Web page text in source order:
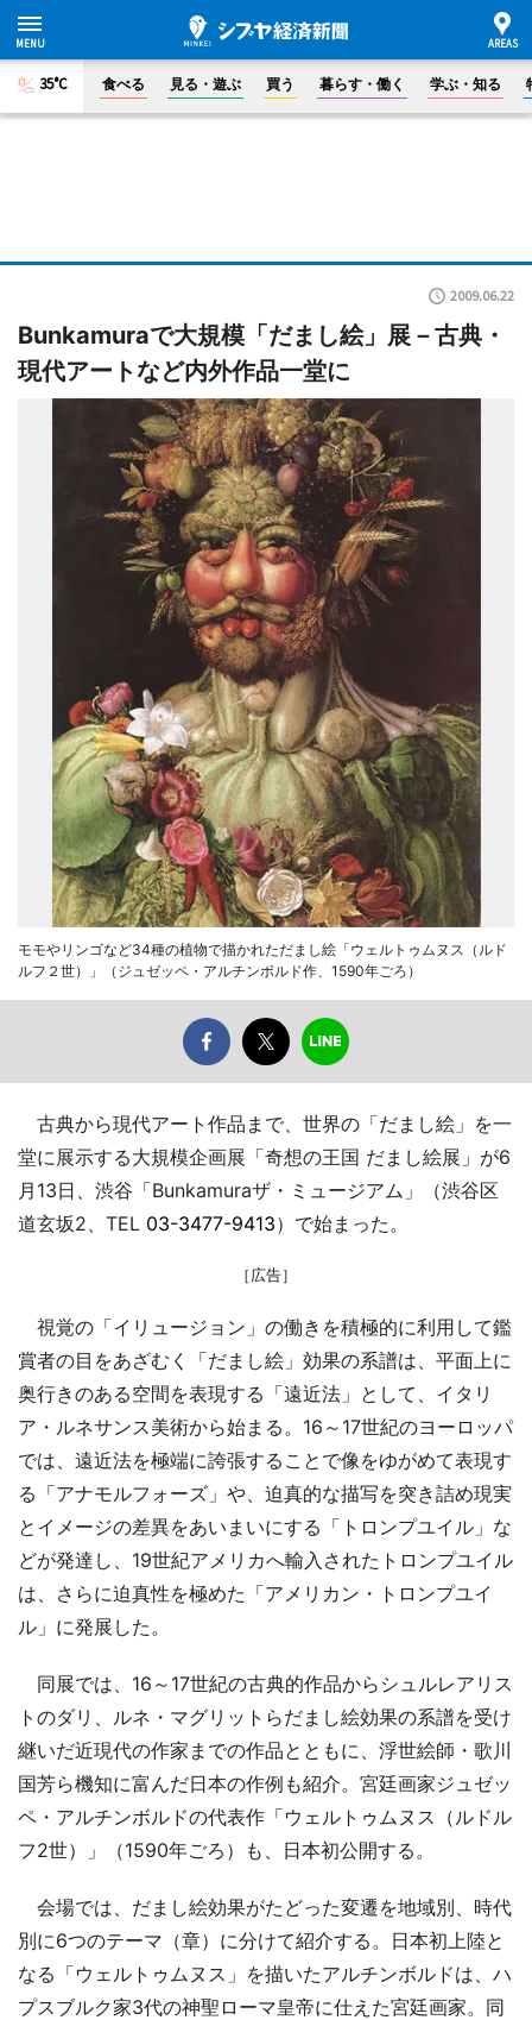
35°C 食べる 見る・遊ぶ 買う 暮らす・働く 学ぶ・知る
2009.06.22
Bunkamuraで大規模「だまし絵」展－古典・
現代アートなど内外作品一堂に
モモやリンゴなど34種の植物で描かれただまし絵「ウェルトゥムヌス（ルド
ルフ２世）」（ジュゼッペ・アルチンボルド作、1590年ごろ）
古典から現代アート作品まで、世界の「だまし絵」を一
堂に展示する大規模企画展「奇想の王国 だまし絵展」が6
月13日、渋谷「Bunkamuraザ・ミュージアム」（渋谷区
道玄坂2、TEL 03-3477-9413）で始まった。
［広告］
視覚の「イリュージョン」の働きを積極的に利用して鑑
賞者の目をあざむく「だまし絵」効果の系譜は、平面上に
奥行きのある空間を表現する「遠近法」として、イタリ
ア・ルネサンス美術から始まる。16～17世紀のヨーロッパ
では、遠近法を極端に誇張することで像をゆがめて表現す
る「アナモルフォーズ」や、迫真的な描写を突き詰め現実
とイメージの差異をあいまいにする「トロンプユイル」な
どが発達し、19世紀アメリカへ輸入されたトロンプユイル
は、さらに迫真性を極めた「アメリカン・トロンプユイ
ル」に発展した。
同展では、16～17世紀の古典的作品からシュルレアリス
トのダリ、ルネ・マグリットらだまし絵効果の系譜を受け
継いだ近現代の作家までの作品とともに、浮世絵師・歌川
国芳ら機知に富んだ日本の作例も紹介。宮廷画家ジュゼッ
ペ・アルチンボルドの代表作「ウェルトゥムヌス（ルドル
フ2世）」（1590年ごろ）も、日本初公開する。
会場では、だまし絵効果がたどった変遷を地域別、時代
別に6つのテーマ（章）に分けて紹介する。日本初上陸と
なる「ウェルトゥムヌス」を描いたアルチンボルドは、ハ
プスブルク家3代の神聖ローマ皇帝に仕えた宮廷画家。同